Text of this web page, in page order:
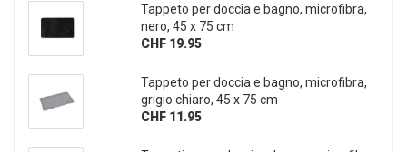
Tappeto per doccia e bagno, microfibra,
nero, 45 x 75 cm
CHF 19.95
Tappeto per doccia e bagno, microfibra,
grigio chiaro, 45 x 75 cm
CHF 11.95